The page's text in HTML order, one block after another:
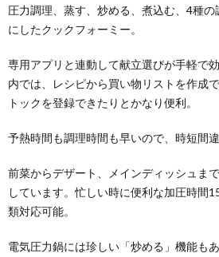
圧力調理、蒸す、炒める、煮込む、4種
にしたクックフォーミー。
専用アプリと連動して献立選びが手軽で
内では、レシピから買い物リストを作成
トックを登録できたりとかなり便利。
予熱時間も調理時間も早いので、時短間違
前菜からデザート、メインディッシュま
しています。忙しい時に便利な加圧時間
類対応可能。
電気圧力鍋には珍しい「炒める」機能も